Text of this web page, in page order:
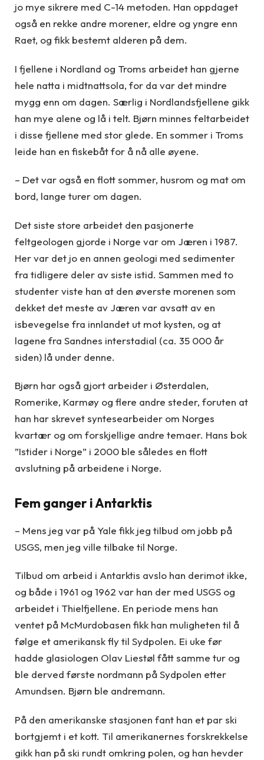
jo mye sikrere med C-14 metoden. Han oppdaget
også en rekke andre morener, eldre og yngre enn
Raet, og fikk bestemt alderen på dem.
I fjellene i Nordland og Troms arbeidet han gjerne
hele natta i midtnattsola, for da var det mindre
mygg enn om dagen. Særlig i Nordlandsfjellene gikk
han mye alene og lå i telt. Bjørn minnes feltarbeidet
i disse fjellene med stor glede. En sommer i Troms
leide han en fiskebåt for å nå alle øyene.
– Det var også en flott sommer, husrom og mat om
bord, lange turer om dagen.
Det siste store arbeidet den pasjonerte
feltgeologen gjorde i Norge var om Jæren i 1987.
Her var det jo en annen geologi med sedimenter
fra tidligere deler av siste istid. Sammen med to
studenter viste han at den øverste morenen som
dekket det meste av Jæren var avsatt av en
isbevegelse fra innlandet ut mot kysten, og at
lagene fra Sandnes interstadial (ca. 35 000 år
siden) lå under denne.
Bjørn har også gjort arbeider i Østerdalen,
Romerike, Karmøy og flere andre steder, foruten at
han har skrevet syntesearbeider om Norges
kvartær og om forskjellige andre temaer. Hans bok
”Istider i Norge” i 2000 ble således en flott
avslutning på arbeidene i Norge.
Fem ganger i Antarktis
– Mens jeg var på Yale fikk jeg tilbud om jobb på
USGS, men jeg ville tilbake til Norge.
Tilbud om arbeid i Antarktis avslo han derimot ikke,
og både i 1961 og 1962 var han der med USGS og
arbeidet i Thielfjellene. En periode mens han
ventet på McMurdobasen fikk han muligheten til å
følge et amerikansk fly til Sydpolen. Ei uke før
hadde glasiologen Olav Liestøl fått samme tur og
ble derved første nordmann på Sydpolen etter
Amundsen. Bjørn ble andremann.
På den amerikanske stasjonen fant han et par ski
bortgjemt i et kott. Til amerikanernes forskrekkelse
gikk han på ski rundt omkring polen, og han hevder